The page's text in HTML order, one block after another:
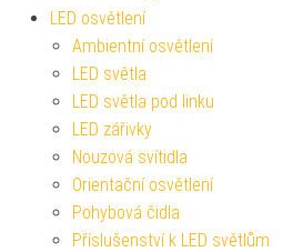
LED osvětlení
Ambientní osvětlení
LED světla
LED světla pod linku
LED zářivky
Nouzová svítidla
Orientační osvětlení
Pohybová čidla
Příslušenství k LED světlům